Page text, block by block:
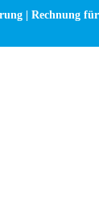
| Rechnung für